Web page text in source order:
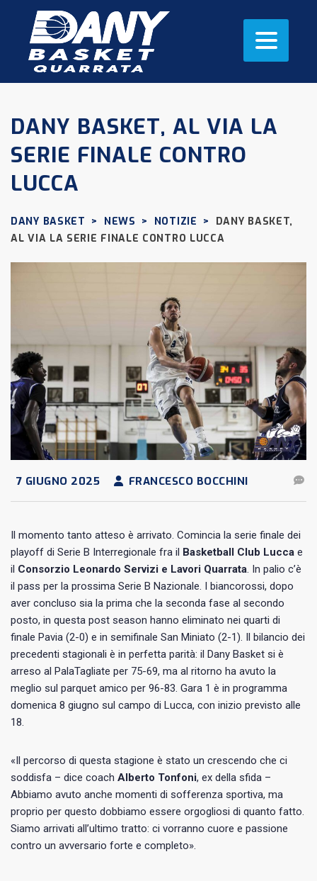
DANY BASKET, AL VIA LA
SERIE FINALE CONTRO
LUCCA
DANY BASKET > NEWS > NOTIZIE >
DANY BASKET,
AL VIA LA SERIE FINALE CONTRO LUCCA
7 GIUGNO 2025 FRANCESCO BOCCHINI
Il momento tanto atteso è arrivato. Comincia la serie finale dei
playoff di Serie B Interregionale fra il Basketball Club Lucca e
il Consorzio Leonardo Servizi e Lavori Quarrata. In palio c’è
il pass per la prossima Serie B Nazionale. I biancorossi, dopo
aver concluso sia la prima che la seconda fase al secondo
posto, in questa post season hanno eliminato nei quarti di
finale Pavia (2-0) e in semifinale San Miniato (2-1). Il bilancio dei
precedenti stagionali è in perfetta parità: il Dany Basket si è
arreso al PalaTagliate per 75-69, ma al ritorno ha avuto la
meglio sul parquet amico per 96-83. Gara 1 è in programma
domenica 8 giugno sul campo di Lucca, con inizio previsto alle
18.
«Il percorso di questa stagione è stato un crescendo che ci
soddisfa – dice coach Alberto Tonfoni, ex della sfida –
Abbiamo avuto anche momenti di sofferenza sportiva, ma
proprio per questo dobbiamo essere orgogliosi di quanto fatto.
Siamo arrivati all’ultimo tratto: ci vorranno cuore e passione
contro un avversario forte e completo».